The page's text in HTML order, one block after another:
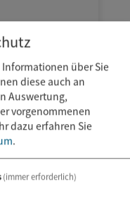
über Sie
diese auch an
Auswertung,
vorgenommenen
dazu erfahren Sie
.
(immer erforderlich)